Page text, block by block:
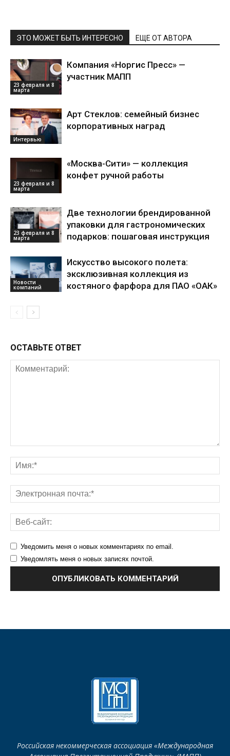
ЭТО МОЖЕТ БЫТЬ ИНТЕРЕСНО ЕЩЕ ОТ АВТОРА
23 февраля и 8
марта
Компания «Норгис Пресс» —
участник МАПП
Интервью
Арт Стеклов: семейный бизнес
корпоративных наград
23 февраля и 8
марта
«Москва-Сити» — коллекция
конфет ручной работы
23 февраля и 8
марта
Две технологии брендированной
упаковки для гастрономических
подарков: пошаговая инструкция
Новости
компаний
Искусство высокого полета:
эксклюзивная коллекция из
костяного фарфора для ПАО «ОАК»
ОСТАВЬТЕ ОТВЕТ
Уведомить меня о новых комментариях по email.
Уведомлять меня о новых записях почтой.
Российская некоммерческая ассоциация «Международная